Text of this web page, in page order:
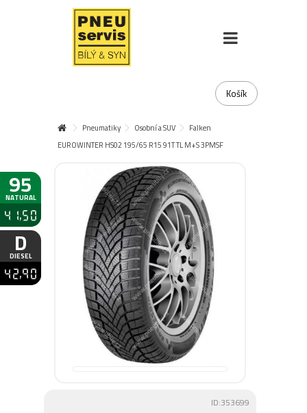
95
NATURAL
41,50
D
DIESEL
42,90
Košík
Pneumatiky Osobní a SUV
Falken
EUROWINTER HS02 195/65 R15 91T TL M+S 3PMSF
ID:353699